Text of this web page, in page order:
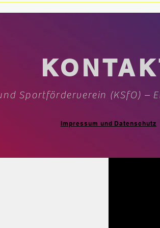
Sportförderverein (KSfO) –
Impressum und Datenschutz